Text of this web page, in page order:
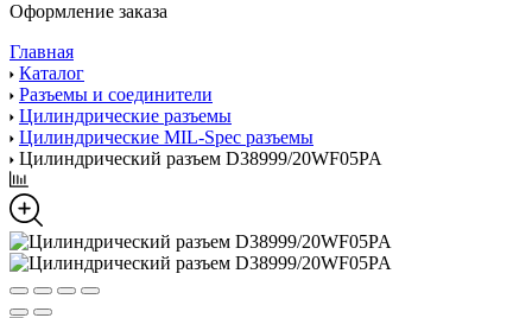
Оформление заказа
Главная
Каталог
Разъемы и соединители
Цилиндрические разъемы
Цилиндрические MIL-Spec разъемы
Цилиндрический разъем D38999/20WF05PA